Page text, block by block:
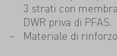
3 strati con
DWR priva di PFAS.
Materiale di